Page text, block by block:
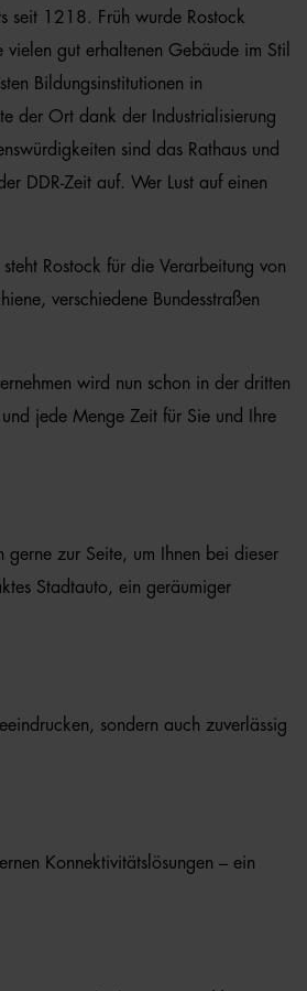
seit 1218. Früh wurde Rostock
gut erhaltenen Gebäude im Stil
Bildungsinstitutionen in
der Ort dank der Industrialisierung
sind das Rathaus und
DDR-Zeit auf. Wer Lust auf einen
Rostock für die Verarbeitung von
verschiedene Bundesstraßen
wird nun schon in der dritten
jede Menge Zeit für Sie und Ihre
gerne zur Seite, um Ihnen bei dieser
Stadtauto, ein geräumiger
sondern auch zuverlässig
Konnektivitätslösungen – ein